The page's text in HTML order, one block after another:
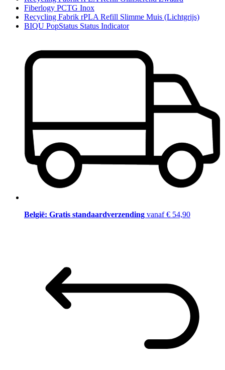
Fiberlogy PCTG Inox
Recycling Fabrik rPLA Refill Slimme Muis (Lichtgrijs)
BIQU PopStatus Status Indicator
België: Gratis standaardverzending vanaf € 54,90